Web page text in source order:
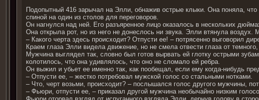
Подопытный 416 зарычал на Элли, обнажив острые клыки. Она поняла,
спиной на один из столов для переговоров.
Он нагнулся над ней. Его разъяренное лицо оказалось в нескольких
Она открыла рот, но из него не донеслось ни звука. Элли втянула
– Какого черта здесь происходит? Отпусти ее! – потрясенно выговорил
Краем глаза Элли видела движение, но не смела отвести глаза от темного,
Мужчина выглядел так, словно был готов вырвать ей глотку острыми
колотилось, что она удивлялось, что оно не сломало ей ребра.
Он выжил и убьет ее именно так, как пообещал, если ему когда-нибудь
– Отпусти ее, – жестко потребовал мужской голос со стальными нотками.
– Что, черт возьми, происходит? – послышался голос другого мужчины,
– Фьюри, отпусти ее, – приказал другой мужчина необычайно низким